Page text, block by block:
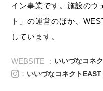
イン事業です。施設のウ
ト」の運営のほか、
しています。
WEBSITE ： いいづなコネ
： いいづなコネクトEAST